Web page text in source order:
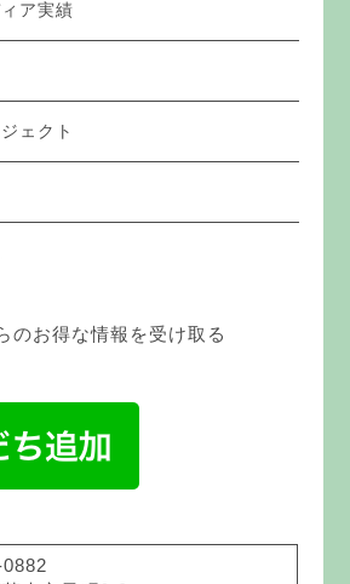
ア実績
ェクト
のお得な情報を受け取る